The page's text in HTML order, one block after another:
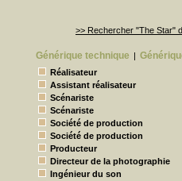
>> Rechercher "The Star"
Générique technique |
Réalisateur
Assistant réalisateur
Scénariste
Scénariste
Société de production
Société de production
Producteur
Directeur de la photographie
Ingénieur du son